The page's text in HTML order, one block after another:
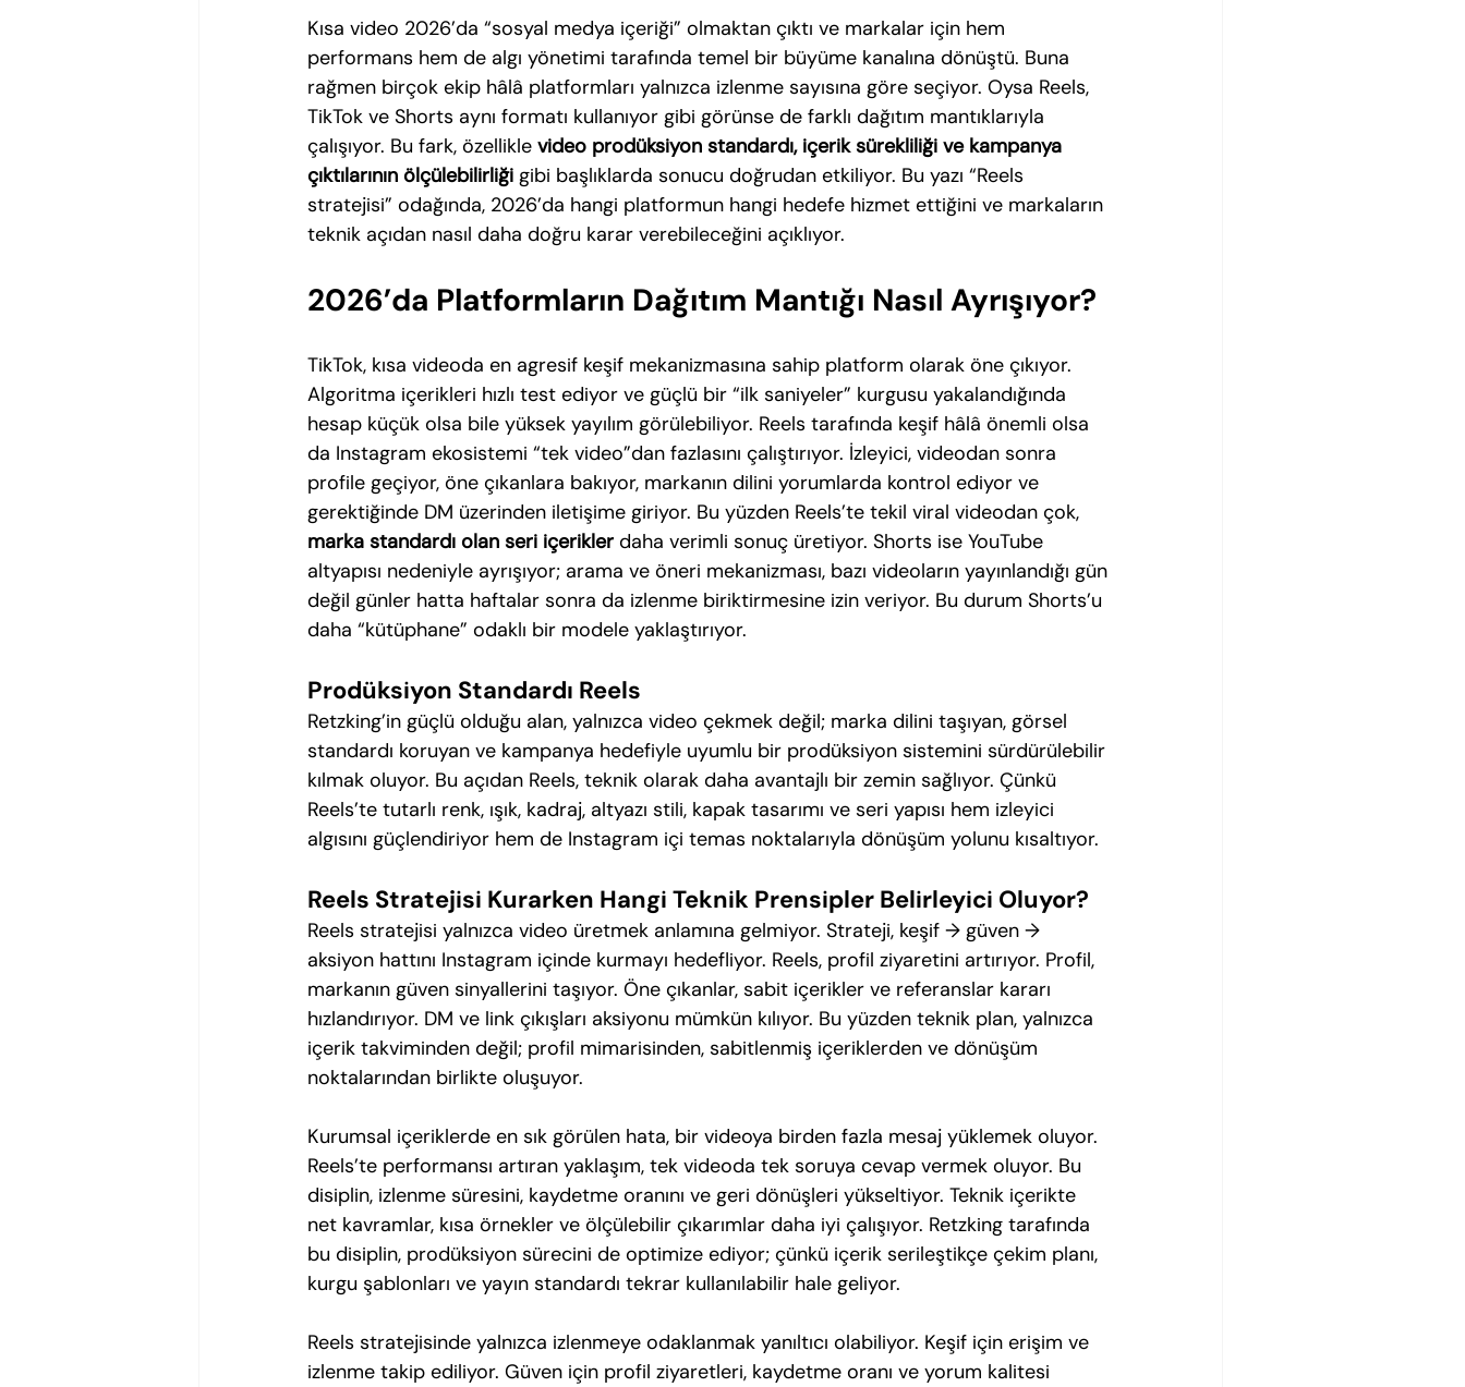
Kısa video 2026’da “sosyal medya içeriği” olmaktan çıktı ve markalar için hem
performans hem de algı yönetimi tarafında temel bir büyüme kanalına dönüştü. Buna
rağmen birçok ekip hâlâ platformları yalnızca izlenme sayısına göre seçiyor. Oysa Reels,
TikTok ve Shorts aynı formatı kullanıyor gibi görünse de farklı dağıtım mantıklarıyla
çalışıyor. Bu fark, özellikle video prodüksiyon standardı, içerik sürekliliği ve kampanya
çıktılarının ölçülebilirliği gibi başlıklarda sonucu doğrudan etkiliyor. Bu yazı “Reels
stratejisi” odağında, 2026’da hangi platformun hangi hedefe hizmet ettiğini ve markaların
teknik açıdan nasıl daha doğru karar verebileceğini açıklıyor.
2026’da Platformların Dağıtım Mantığı Nasıl Ayrışıyor?
TikTok, kısa videoda en agresif keşif mekanizmasına sahip platform olarak öne çıkıyor.
Algoritma içerikleri hızlı test ediyor ve güçlü bir “ilk saniyeler” kurgusu yakalandığında
hesap küçük olsa bile yüksek yayılım görülebiliyor. Reels tarafında keşif hâlâ önemli olsa
da Instagram ekosistemi “tek video”dan fazlasını çalıştırıyor. İzleyici, videodan sonra
profile geçiyor, öne çıkanlara bakıyor, markanın dilini yorumlarda kontrol ediyor ve
gerektiğinde DM üzerinden iletişime giriyor. Bu yüzden Reels’te tekil viral videodan çok,
marka standardı olan seri içerikler daha verimli sonuç üretiyor. Shorts ise YouTube
altyapısı nedeniyle ayrışıyor; arama ve öneri mekanizması, bazı videoların yayınlandığı gün
değil günler hatta haftalar sonra da izlenme biriktirmesine izin veriyor. Bu durum Shorts’u
daha “kütüphane” odaklı bir modele yaklaştırıyor.
Prodüksiyon Standardı Reels
Retzking’in güçlü olduğu alan, yalnızca video çekmek değil; marka dilini taşıyan, görsel
standardı koruyan ve kampanya hedefiyle uyumlu bir prodüksiyon sistemini sürdürülebilir
kılmak oluyor. Bu açıdan Reels, teknik olarak daha avantajlı bir zemin sağlıyor. Çünkü
Reels’te tutarlı renk, ışık, kadraj, altyazı stili, kapak tasarımı ve seri yapısı hem izleyici
algısını güçlendiriyor hem de Instagram içi temas noktalarıyla dönüşüm yolunu kısaltıyor.
Reels Stratejisi Kurarken Hangi Teknik Prensipler Belirleyici Oluyor?
Reels stratejisi yalnızca video üretmek anlamına gelmiyor. Strateji, keşif → güven →
aksiyon hattını Instagram içinde kurmayı hedefliyor. Reels, profil ziyaretini artırıyor. Profil,
markanın güven sinyallerini taşıyor. Öne çıkanlar, sabit içerikler ve referanslar kararı
hızlandırıyor. DM ve link çıkışları aksiyonu mümkün kılıyor. Bu yüzden teknik plan, yalnızca
içerik takviminden değil; profil mimarisinden, sabitlenmiş içeriklerden ve dönüşüm
noktalarından birlikte oluşuyor.
Kurumsal içeriklerde en sık görülen hata, bir videoya birden fazla mesaj yüklemek oluyor.
Reels’te performansı artıran yaklaşım, tek videoda tek soruya cevap vermek oluyor. Bu
disiplin, izlenme süresini, kaydetme oranını ve geri dönüşleri yükseltiyor. Teknik içerikte
net kavramlar, kısa örnekler ve ölçülebilir çıkarımlar daha iyi çalışıyor. Retzking tarafında
bu disiplin, prodüksiyon sürecini de optimize ediyor; çünkü içerik serileştikçe çekim planı,
kurgu şablonları ve yayın standardı tekrar kullanılabilir hale geliyor.
Reels stratejisinde yalnızca izlenmeye odaklanmak yanıltıcı olabiliyor. Keşif için erişim ve
izlenme takip ediliyor. Güven için profil ziyaretleri, kaydetme oranı ve yorum kalitesi